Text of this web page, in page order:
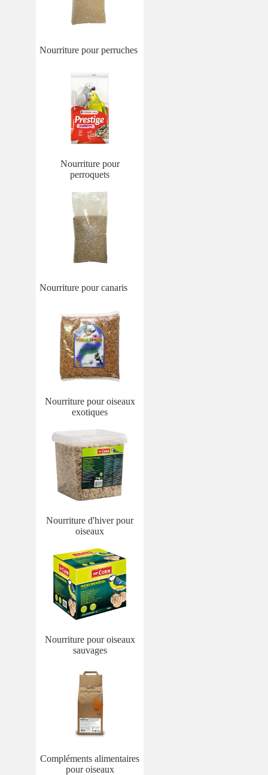
Nourriture pour perruches
Nourriture pour
perroquets
Nourriture pour canaris
Nourriture pour oiseaux
exotiques
Nourriture d'hiver pour
oiseaux
Nourriture pour oiseaux
sauvages
Compléments alimentaires
pour oiseaux